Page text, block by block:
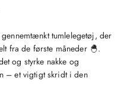
tumlelegetøj, der
fra de første måneder 🐣.
og styrke nakke og
– et vigtigt skridt i den